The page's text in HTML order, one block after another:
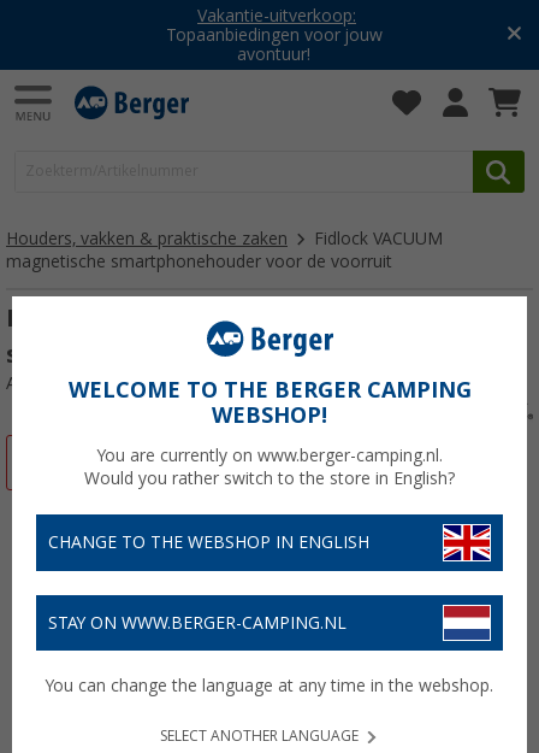
Vakantie-uitverkoop:
Topaanbiedingen voor jouw
avontuur!
Houders, vakken & praktische zaken
Fidlock VACUUM
magnetische smartphonehouder voor de voorruit
Fidlock VACUUM magnetische
smartphonehouder voor de voorruit
Artikelnr: 478427WELCOME TO THE BERGER CAMPING
WEBSHOP!
You are currently on www.berger-camping.nl.
Would you rather switch to the store in English?
CHANGE TO THE WEBSHOP IN ENGLISH
STAY ON WWW.BERGER-CAMPING.NL
You can change the language at any time in the webshop.
SELECT ANOTHER LANGUAGE